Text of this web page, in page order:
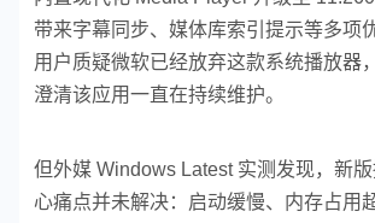
带来字幕同步、媒体库索引提示等多项
用户质疑微软已经放弃这款系统播放器
澄清该应用一直在持续维护。
但外媒 Windows Latest 实测发现，新
心痛点并未解决：启动缓慢、内存占用